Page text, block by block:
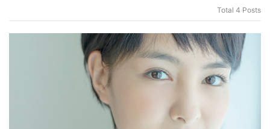
Total 4 Posts